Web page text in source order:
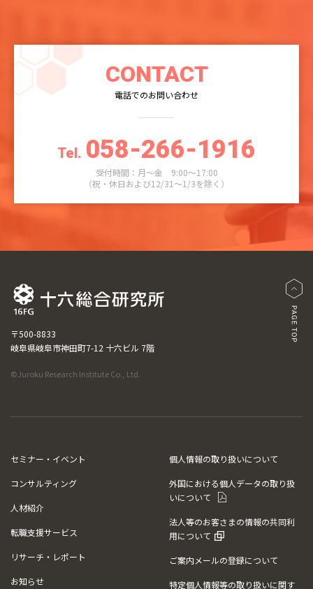
CONTACT
電話でのお問い合わせ
Tel. 058-266-1916
受付時間：月～金 9:00～17:00
（祝・休日および12/31～1/3を除く）
〒500-8833
岐阜県岐阜市神田町7-12 十六ビル 7階
©Juroku Research Institute Co., Ltd.
セミナー・イベント
コンサルティング
人材紹介
転職支援サービス
リサーチ・レポート
お知らせ
個人情報の取り扱いについて
外国における個人データの取り扱
いについて
法人等のお客さまの情報の共同利
用について
ご案内メールの登録について
特定個人情報等の取り扱いに関す